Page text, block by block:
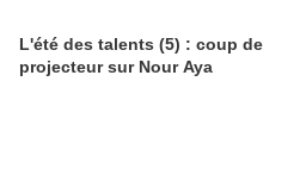
L'été des talents (5) : coup de
projecteur sur Nour Aya